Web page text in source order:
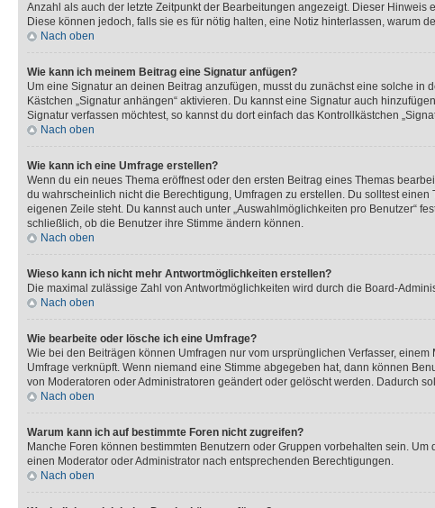
Anzahl als auch der letzte Zeitpunkt der Bearbeitungen angezeigt. Dieser
Diese können jedoch, falls sie es für nötig halten, eine Notiz hinterlassen, warum
Nach oben
Wie kann ich meinem Beitrag eine Signatur anfügen?
Um eine Signatur an deinen Beitrag anzufügen, musst du zunächst eine solche
Kästchen „Signatur anhängen“ aktivieren. Du kannst eine Signatur auch
Signatur verfassen möchtest, so kannst du dort einfach das Kontrollkästchen
Nach oben
Wie kann ich eine Umfrage erstellen?
Wenn du ein neues Thema eröffnest oder den ersten Beitrag eines Themas
du wahrscheinlich nicht die Berechtigung, Umfragen zu erstellen. Du solltest
eigenen Zeile steht. Du kannst auch unter „Auswahlmöglichkeiten pro Benutzer“
schließlich, ob die Benutzer ihre Stimme ändern können.
Nach oben
Wieso kann ich nicht mehr Antwortmöglichkeiten erstellen?
Die maximal zulässige Zahl von Antwortmöglichkeiten wird durch die Board-
Nach oben
Wie bearbeite oder lösche ich eine Umfrage?
Wie bei den Beiträgen können Umfragen nur vom ursprünglichen Verfasser,
Umfrage verknüpft. Wenn niemand eine Stimme abgegeben hat, dann können
von Moderatoren oder Administratoren geändert oder gelöscht werden. Dadurch
Nach oben
Warum kann ich auf bestimmte Foren nicht zugreifen?
Manche Foren können bestimmten Benutzern oder Gruppen vorbehalten sein.
einen Moderator oder Administrator nach entsprechenden Berechtigungen.
Nach oben